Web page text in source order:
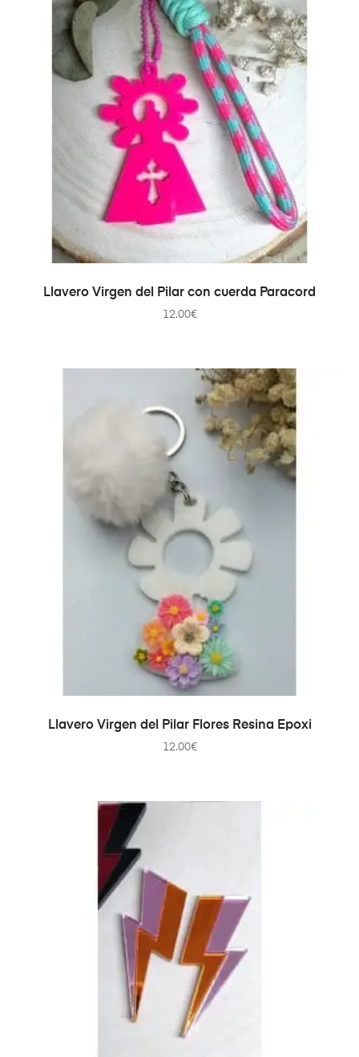
SELECCIONAR OPCIONES
Llavero Virgen del Pilar con cuerda Paracord
12.00€
AÑADIR AL CARRITO
Llavero Virgen del Pilar Flores Resina Epoxi
12.00€